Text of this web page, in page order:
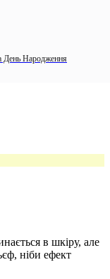
для зменшення
і розгладжує шкіру.
шкіру;
під очима.
інгредієнти) ,
шкіри, насичуючи її
50+/PA++++.
День Народження
в шкіру, але
ніби ефект